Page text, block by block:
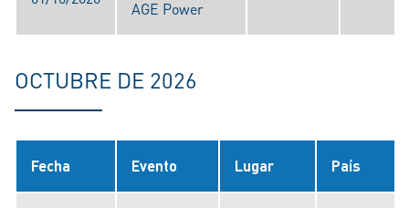
AGE Power
OCTUBRE DE 2026
Fecha Evento Lugar País